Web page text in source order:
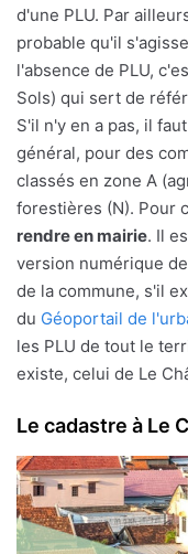
d'une PLU. Par
probable qu'il
l'absence de PLU,
Sols) qui sert de
S'il n'y en a pas, il
général, pour des
classés en zone A
forestières (N). Pour
rendre en mairie. Il
version numérique
de la commune, s'il
du Géoportail de
les PLU de tout le
existe, celui de Le
Le cadastre à Le